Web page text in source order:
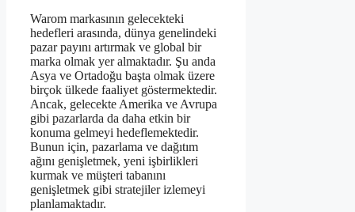
Warom markasının gelecekteki
hedefleri arasında, dünya genelindeki
pazar payını artırmak ve global bir
marka olmak yer almaktadır. Şu anda
Asya ve Ortadoğu başta olmak üzere
birçok ülkede faaliyet göstermektedir.
Ancak, gelecekte Amerika ve Avrupa
gibi pazarlarda da daha etkin bir
konuma gelmeyi hedeflemektedir.
Bunun için, pazarlama ve dağıtım
ağını genişletmek, yeni işbirlikleri
kurmak ve müşteri tabanını
genişletmek gibi stratejiler izlemeyi
planlamaktadır.